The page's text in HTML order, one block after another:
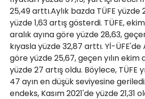
25,49 arttı.Aylık bazda TÜFE yüzde
yüzde 1,63 artış gösterdi. TÜFE,
aralık ayına göre yüzde 28,63,
kıyasla yüzde 32,87 arttı. Yİ-ÜFE'de
göre yüzde 25,67, geçen yılın ekim
yüzde 27 artış oldu. Böylece, TÜFE
47 ayın en düşük seviyesine
endeks, Kasım 2021'de yüzde 21,31